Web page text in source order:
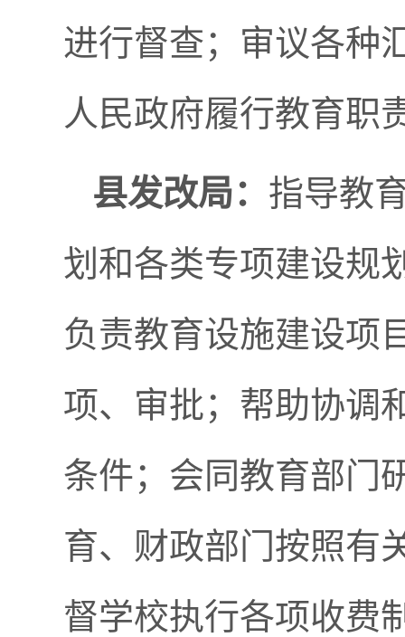
进行督查；审议各种
人民政府履行教育职
县发改局： 指导教
划和各类专项建设规
负责教育设施建设项
项、审批；帮助协调
条件；会同教育部门
育、财政部门按照有
督学校执行各项收费